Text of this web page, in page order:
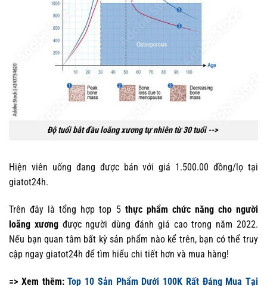
Độ tuổi bắt đầu loãng xương tự nhiên từ 30 tuổi -->
Hiện viên uống đang được bán với giá 1.500.00 đồng/lọ tại
giatot24h.
Trên đây là tổng hợp top 5 thực phẩm chức năng cho người
loãng xương được người dùng đánh giá cao trong năm 2022.
Nếu bạn quan tâm bất kỳ sản phẩm nào kể trên, bạn có thể truy
cập ngay giatot24h để tìm hiểu chi tiết hơn và mua hàng!
=> Xem thêm:Top 10 Sản Phẩm Dưới 100K Rất Đáng Mua Tại